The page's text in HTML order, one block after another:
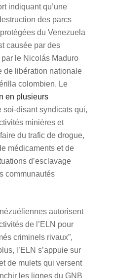
indiquant qu’une
des parcs
du Venezuela
causée par des
le Nicolás Maduro
de libération nationale
colombien. Le
en plusieurs
disant syndicats qui,
minières et
du trafic de drogue,
médicaments et de
d’esclavage
communautés
autorisent
de l’ELN pour
criminels rivaux”,
l’ELN s’appuie sur
de mulets qui versent
les lignes du GNB